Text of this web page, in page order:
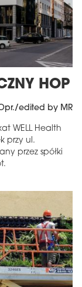
HOP
edited by MR
WELL Health
przy ul.
przez spółki